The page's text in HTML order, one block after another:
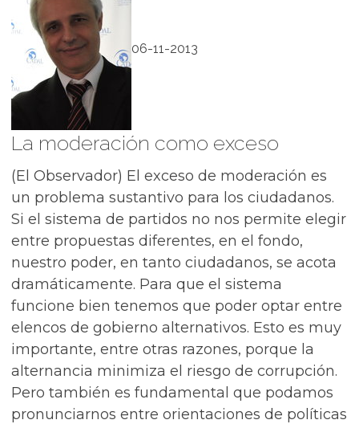
06-11-2013
La moderación como exceso
(El Observador) El exceso de moderación es
un problema sustantivo para los ciudadanos.
Si el sistema de partidos no nos permite elegir
entre propuestas diferentes, en el fondo,
nuestro poder, en tanto ciudadanos, se acota
dramáticamente. Para que el sistema
funcione bien tenemos que poder optar entre
elencos de gobierno alternativos. Esto es muy
importante, entre otras razones, porque la
alternancia minimiza el riesgo de corrupción.
Pero también es fundamental que podamos
pronunciarnos entre orientaciones de políticas